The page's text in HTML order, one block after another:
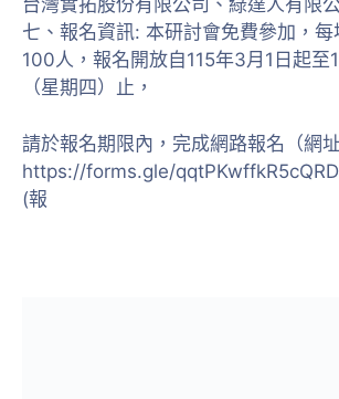
台灣實拓股份有限公司、綠達人有限
七、報名資訊: 本研討會免費參加，每
100人，報名開放自115年3月1日起至
（星期四）止，
請於報名期限內，完成網路報名（網址
https://forms.gle/
(報